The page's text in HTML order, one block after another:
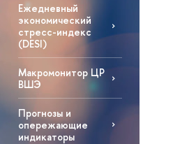
Ежедневный
экономический
стресс-индекс
(DESI)
Макромонитор ЦР
ВШЭ
Прогнозы и
опережающие
индикаторы